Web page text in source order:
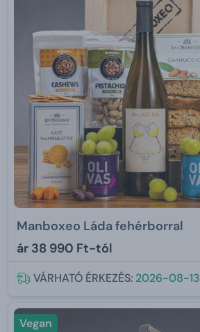
Manboxeo Láda fehérborral
ár 38 990 Ft-tól
VÁRHATÓ ÉRKEZÉS: 2026-08-13
Vegan